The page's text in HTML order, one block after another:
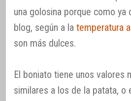
una golosina porque como ya
blog, según a la temperatura
son más dulces.
El boniato tiene unos valores
similares a los de la patata, o